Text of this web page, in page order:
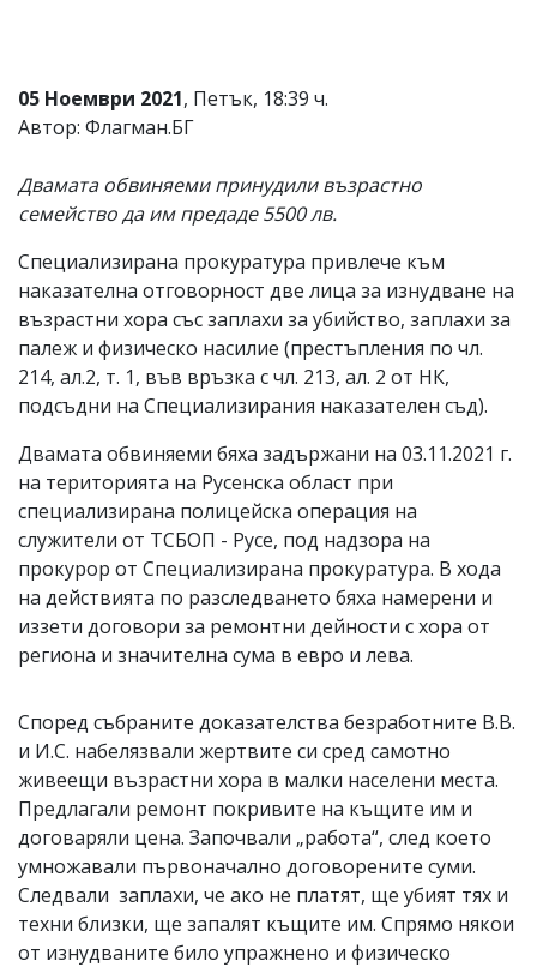
се
въвеждат
от
редакцията
не
отговорност
за
Ако
откриете
обиден
вас
моля
сигнализирайте
05 Ноември 2021, Петък, 18:39 ч.
Автор: Флагман.БГ
Двамата обвиняеми принудили възрастно
семейство да им предаде 5500 лв.
Специализирана прокуратура привлече към
наказателна отговорност две лица за изнудване на
възрастни хора със заплахи за убийство, заплахи за
палеж и физическо насилие (престъпления по чл.
214, ал.2, т. 1, във връзка с чл. 213, ал. 2 от НК,
подсъдни на Специализирания наказателен съд).
Двамата обвиняеми бяха задържани на 03.11.2021 г.
на територията на Русенска област при
специализирана полицейска операция на
служители от ТСБОП - Русе, под надзора на
прокурор от Специализирана прокуратура. В хода
на действията по разследването бяха намерени и
иззети договори за ремонтни дейности с хора от
региона и значителна сума в евро и лева.
Според събраните доказателства безработните В.В.
и И.С. набелязвали жертвите си сред самотно
живеещи възрастни хора в малки населени места.
Предлагали ремонт покривите на къщите им и
договаряли цена. Започвали „работа“, след което
умножавали първоначално договорените суми.
Следвали заплахи, че ако не платят, ще убият тях и
техни близки, ще запалят къщите им. Спрямо някои
от изнудваните било упражнено и физическо